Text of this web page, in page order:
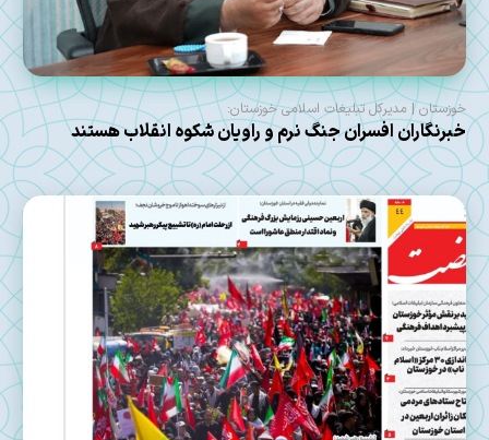
خوزستان | مدیرکل تبلیغات اسلامی خوزستان:
خبرنگاران افسران جنگ نرم و راویان شکوه انقلاب هستند